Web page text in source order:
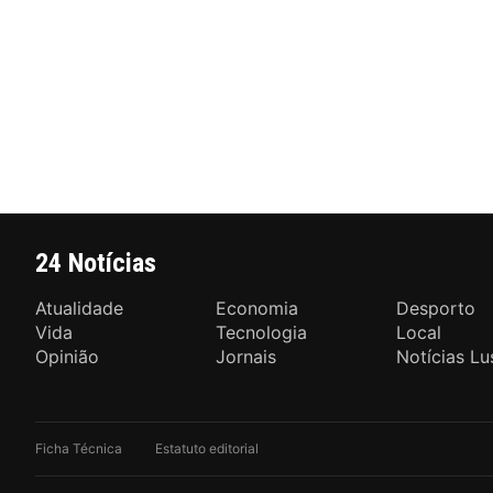
24 Notícias
Atualidade Economia
Desporto
Vida
Tecnologia
Local
Opinião
Jornais Notícias
Ficha Técnica Estatuto editorial